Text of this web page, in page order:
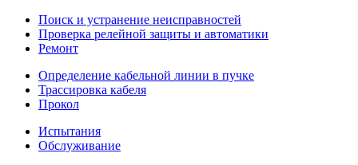
Поиск и устранение неисправностей
Проверка релейной защиты и автоматики
Ремонт
Определение кабельной линии в пучке
Трассировка кабеля
Прокол
Испытания
Обслуживание